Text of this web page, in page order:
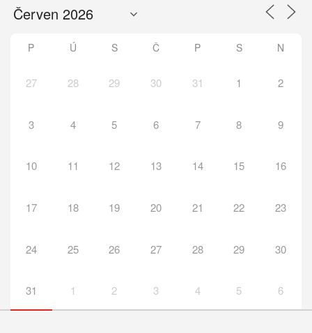
P Ú S Č P S N
27 28 29 30 31 1 2
3 4 5 6 7 8 9
10 11 12 13 14 15 16
17 18 19 20 21 22 23
24 25 26 27 28 29 30
31 1 2 3 4 5 6